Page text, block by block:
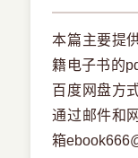
本篇主要提
籍电子书的
百度网盘方
通过邮件和
箱